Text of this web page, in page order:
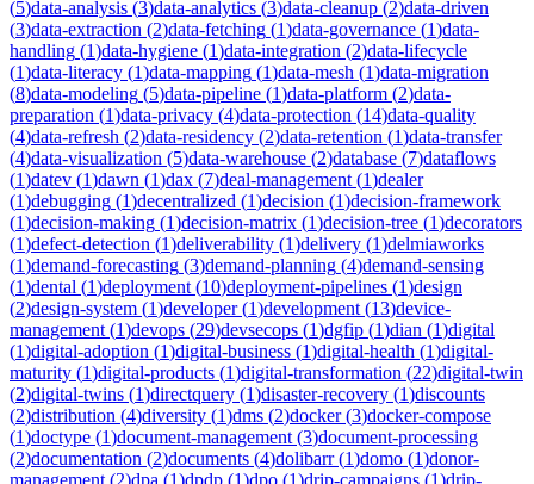
(5)data-analysis (3)data-analytics (3)data-cleanup (2)data-driven
(3)data-extraction (2)data-fetching (1)data-governance (1)data-
handling (1)data-hygiene (1)data-integration (2)data-lifecycle
(1)data-literacy (1)data-mapping (1)data-mesh (1)data-migration
(8)data-modeling (5)data-pipeline (1)data-platform (2)data-
preparation (1)data-privacy (4)data-protection (14)data-quality
(4)data-refresh (2)data-residency (2)data-retention (1)data-transfer
(4)data-visualization (5)data-warehouse (2)database (7)dataflows
(1)datev (1)dawn (1)dax (7)deal-management (1)dealer
(1)debugging (1)decentralized (1)decision (1)decision-framework
(1)decision-making (1)decision-matrix (1)decision-tree (1)decorators
(1)defect-detection (1)deliverability (1)delivery (1)delmiaworks
(1)demand-forecasting (3)demand-planning (4)demand-sensing
(1)dental (1)deployment (10)deployment-pipelines (1)design
(2)design-system (1)developer(1)development (13)device-
management (1)devops (29)devsecops (1)dgfip (1)dian (1)digital
(1)digital-adoption (1)digital-business (1)digital-health (1)digital-
maturity (1)digital-products (1)digital-transformation (22)digital-twin
(2)digital-twins (1)directquery (1)disaster-recovery (1)discounts
(2)distribution (4)diversity (1)dms (2)docker(3)docker-compose
(1)doctype (1)document-management (3)document-processing
(2)documentation (2)documents (4)dolibarr(1)domo (1)donor-
management (2)dpa (1)dpdp (1)dpo (1)drip-campaigns (1)drip-